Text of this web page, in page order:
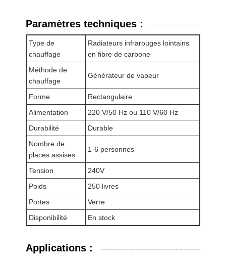
Paramètres techniques :
Type de
chauffage
Radiateurs infrarouges lointains
en fibre de carbone
Méthode de
chauffage
Générateur de vapeur
Forme
Rectangulaire
Alimentation
220 V/50 Hz ou 110 V/60 Hz
Durabilité
Durable
Nombre de
places assises
1-6 personnes
Tension
240V
Poids
250 livres
Portes
Verre
Disponibilité
En stock
Applications :